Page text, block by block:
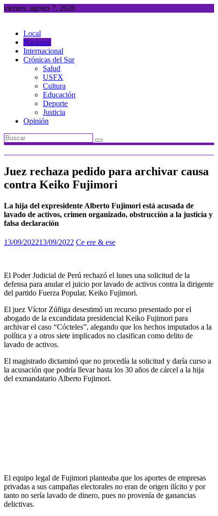
Saltar
viernes, agosto 7, 2026
Local
Nacional
Internacional
Crónicas del Sur
Salud
USFX
Cultura
Educación
Deporte
Justicia
Opinión
Juez rechaza pedido para archivar causa
contra Keiko Fujimori
La hija del expresidente Alberto Fujimori está acusada de
lavado de activos, crimen organizado, obstrucción a la justicia y
falsa declaración
13/09/202213/09/2022 Ce ere & ese
El Poder Judicial de Perú rechazó el lunes una solicitud de la
defensa para anular el juicio por lavado de activos contra la dirigente
del partido Fuerza Popular, Keiko Fujimori.
El juez Víctor Zúñiga desestimó un recurso presentado por el
abogado de la excandidata presidencial Keiko Fujimori para
archivar el caso “Cócteles”, alegando que los hechos imputados a la
política y a otros siete implicados no clasifican como delito de
lavado de activos.
El magistrado dictaminó que no procedía la solicitud y daría curso a
la acusación que podría llevar hasta los 30 años de cárcel a la hija
del exmandatario Alberto Fujimori.
El equipo legal de Fujimori planteaba que los aportes de empresas
privadas a sus campañas electorales no eran de origen ilícito y por
tanto no sería lavado de dinero, pues no provenía de ganancias
delictivas.